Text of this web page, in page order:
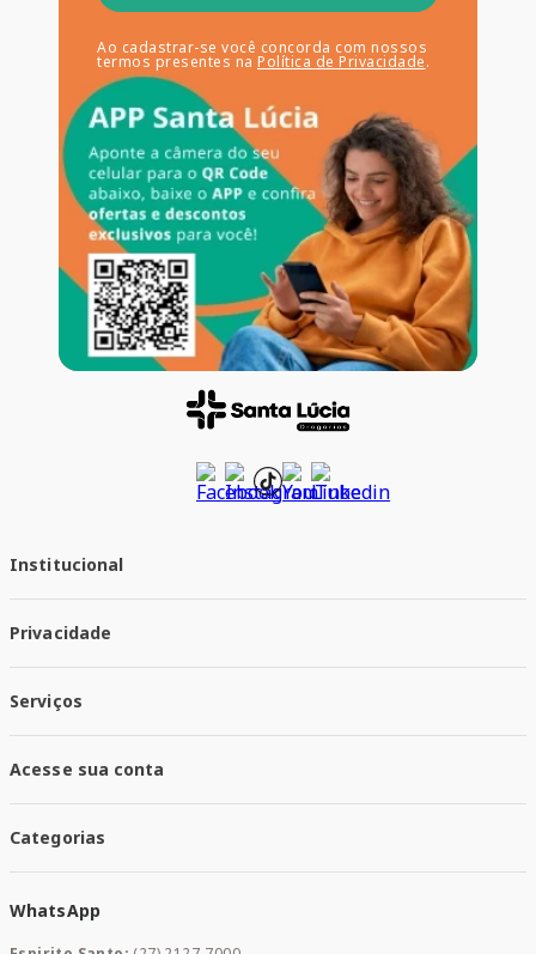
Ao cadastrar-se você concorda com nossos
termos presentes na Política de Privacidade.
Institucional
Trabalhe conosco
Responsabilidade Social
Nossas Lojas
Privacidade
Política de Entrega
Trocas e Devoluções
Serviços
Santa Mais Exames
Santa Mais Serviços
Santa Mais Convenios
Acesse sua conta
Meus Pedidos
Categorias
Saúde e Bem-estar
Mamães e Bebê
WhatsApp